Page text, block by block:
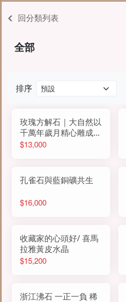
購物需知
回分類列表
排序
玫瑰方解石｜大自然以
千萬年歲月精心雕成的
「白玫瑰」
$13,000
孔雀石與藍銅礦共生
$16,000
收藏家的心頭好/ 喜馬
拉雅黃皮水晶
$15,200
浙江沸石 一正一負 稀
全部